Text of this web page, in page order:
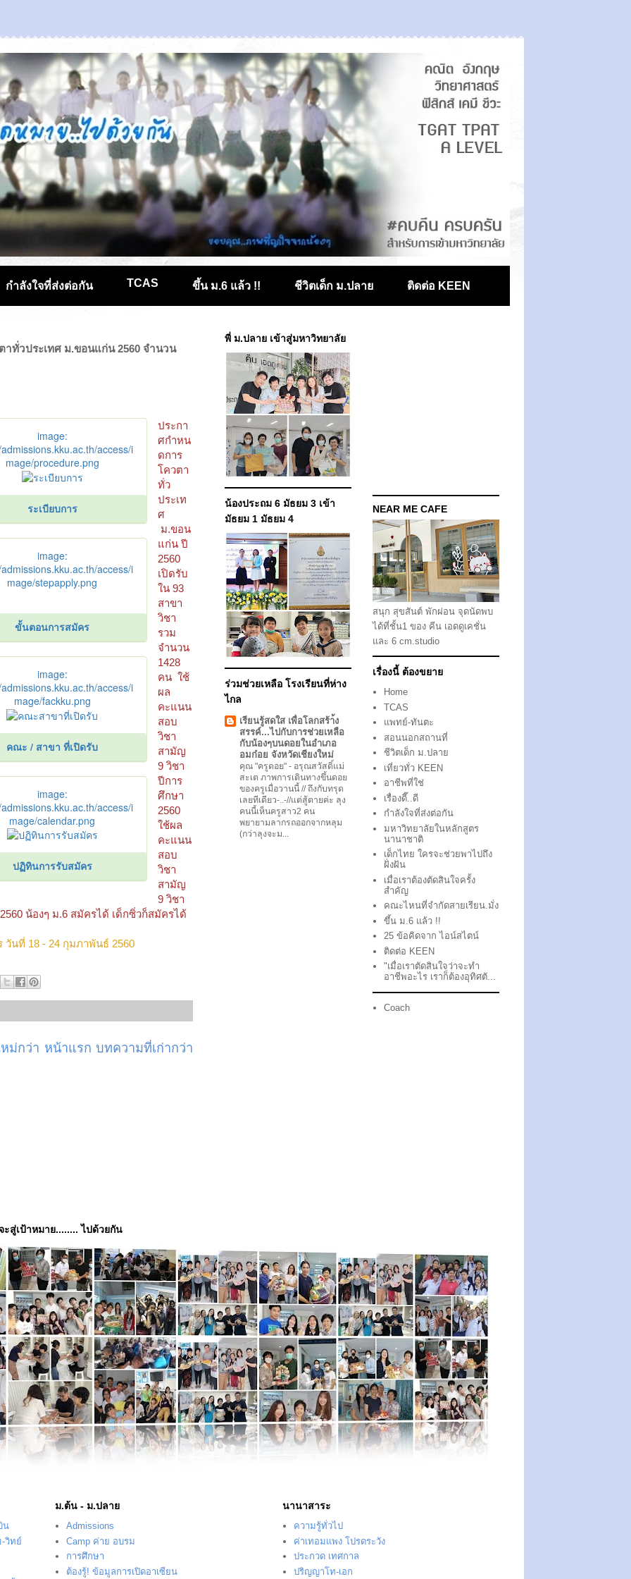
กำลังใจที่ส่งต่อกัน TCAS ขึ้น ม.6 แล้ว !! ชีวิตเด็ก ม.ปลาย ติดต่อ KEEN
าทั่วประเทศ ม.ขอนแก่น 2560 จำนวน
image:
access/i
mage/procedure.png
ระเบียบการ
image:
access/i
mage/stepapply.png
ขั้นตอนการสมัคร
image:
access/i
mage/fackku.png
คณะ / สาขา ที่เปิดรับ
image:
access/i
mage/calendar.png
ปฏิทินการรับสมัคร
ประกา
ศกำหน
ดการ
โควตา
ทั่ว
ประเท
ศ
ม.ขอน
แก่น ปี
2560
เปิดรับ
ใน 93
สาขา
วิชา
รวม
จำนวน
1428
คน ใช้
ผล
คะแนน
สอบ
วิชา
สามัญ
9 วิชา
ปีการ
ศึกษา
2560
ใช้ผล
คะแนน
สอบ
วิชา
สามัญ
9 วิชา
น้องๆ ม.6 สมัครได้ เด็กซิ่วก็สมัครได้
วันที่ 18 - 24 กุมภาพันธ์ 2560
ม่กว่า บทความที่เก่ากว่า
หน้าแรก
พี่ ม.ปลาย เข้าสู่มหาวิทยาลัย
น้องประถม 6 มัธยม 3 เข้า
มัธยม 1 มัธยม 4
ร่วมช่วยเหลือ โรงเรียนที่ห่าง
ไกล
เรียนรู้สดใส เพื่อโลกสร้า้ง
สรรค์...ไปกับการช่วยเหลือ
กับน้องๆบนดอยในอำเภอ
อมก๋อย จังหวัดเชียงใหม่
คุณ "ครูดอย" - อรุณสวัสดิ์แม่
สะเต ภาพการเดินทางขึ้นดอย
ของครูเมื่อวานนี้ // ถึงกับทรุด
เลยทีเดียว-..-//แต่สู้ตายค่ะ ลุง
คนนี้เห็นครูสาว2 คน
พยายามลากรถออกจากหลุม
(กว่าลุงจะม...
NEAR ME CAFE
สนุก สุขสันต์ พักผ่อน จุดนัดพบ
ได้ที่ชั้น1 ของ คีน เอดดูเคชั่น
และ 6 cm.studio
เรื่องนี้ ต้องขยาย
Home
TCAS
แพทย์-ทันตะ
สอนนอกสถานที่
ชีวิตเด็ก ม.ปลาย
เที่ยวทั่ว KEEN
อาชีพที่ใช่
เรื่องดี๊..ดี
กำลังใจที่ส่งต่อกัน
มหาวิทยาลัยในหลักสูตร
นานาชาติ
เด็กไทย ใครจะช่วยพาไปถึง
ฝั่งฝัน
เมื่อเราต้องตัดสินใจครั้ง
สำคัญ
คณะไหนที่จำกัดสายเรียน.มั่ง
ขึ้น ม.6 แล้ว !!
25 ข้อคิดจาก ไอน์สไตน์
ติดต่อ KEEN
"เมื่อเราตัดสินใจว่าจะทำ
อาชีพอะไร เราก็ต้องอุทิศตั...
Coach
ะสู่เป้าหมาย........ ไปด้วยกัน
น
วิทย์
ม.ต้น - ม.ปลาย
Admissions
Camp ค่าย อบรม
การศึกษา
ต้องรู้! ข้อมูลการเปิดอาเซียน
นานาสาระ
ความรู้ทั่วไป
ค่าเทอมแพง โปรดระวัง
ประกวด เทศกาล
ปริญญาโท-เอก